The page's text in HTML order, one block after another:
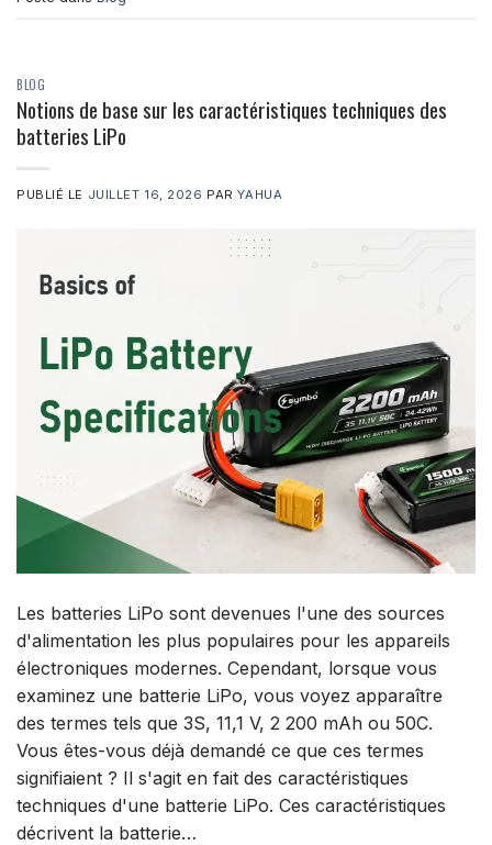
BLOG
Notions de base sur les caractéristiques techniques des
batteries LiPo
PUBLIÉ LE JUILLET 16, 2026 PARYAHUA
Les batteries LiPo sont devenues l'une des sources
d'alimentation les plus populaires pour les appareils
électroniques modernes. Cependant, lorsque vous
examinez une batterie LiPo, vous voyez apparaître
des termes tels que 3S, 11,1 V, 2 200 mAh ou 50C.
Vous êtes-vous déjà demandé ce que ces termes
signifiaient ? Il s'agit en fait des caractéristiques
techniques d'une batterie LiPo. Ces caractéristiques
décrivent la batterie…